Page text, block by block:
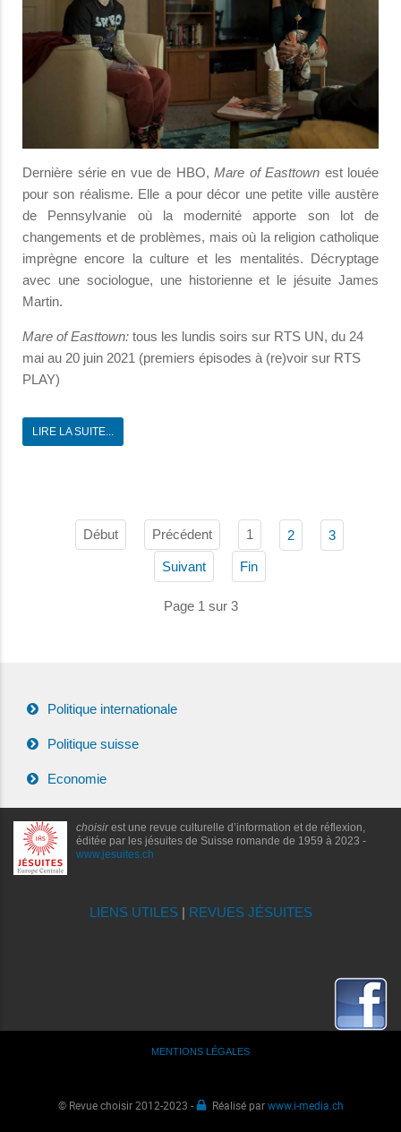
Dernière série en vue de HBO, Mare of Easttown est louée
pour son réalisme. Elle a pour décor une petite ville austère
de Pennsylvanie où la modernité apporte son lot de
changements et de problèmes, mais où la religion catholique
imprègne encore la culture et les mentalités. Décryptage
avec une sociologue, une historienne et le jésuite James
Martin.
Mare of Easttown: tous les lundis soirs sur RTS UN, du 24
mai au 20 juin 2021 (premiers épisodes à (re)voir sur RTS
PLAY)
LIRE LA SUITE...
Début Précédent 1 2 3
Suivant Fin
Page 1 sur 3
Politique internationale
Politique suisse
Economie
choisirest une revue culturelle d’information et de réflexion,
éditée par les jésuites de Suisse romande de 1959 à 2023 -
www.jesuites.ch
LIENS UTILES| REVUES JÉSUITES
MENTIONS LÉGALES
© Revue choisir 2012-2023 - Réalisé parwww.i-media.ch